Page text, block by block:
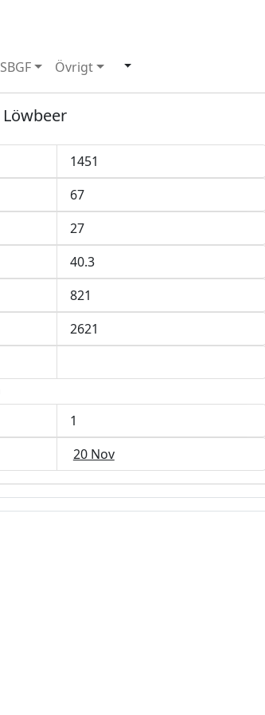
Övrigt
1451
67
27
40.3
821
2621
1
20 Nov